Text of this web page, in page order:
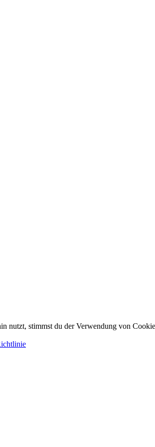
nutzt, stimmst du der Verwendung von